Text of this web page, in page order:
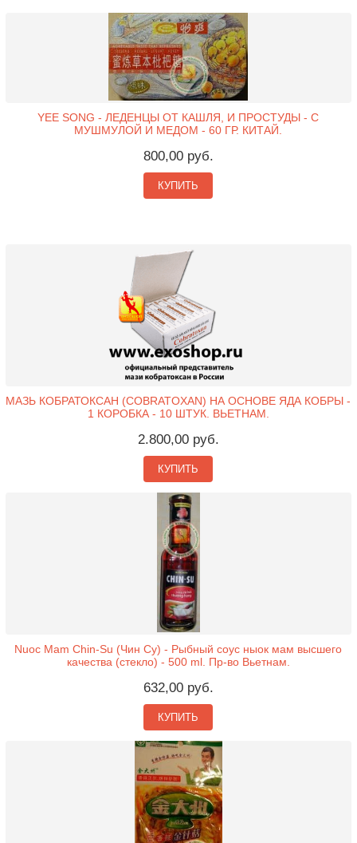
YEE SONG - ЛЕДЕНЦЫ ОТ КАШЛЯ, И ПРОСТУДЫ - С
МУШМУЛОЙ И МЕДОМ - 60 ГР. КИТАЙ.
800,00 руб.
КУПИТЬ
МАЗЬ КОБРАТОКСАН (COBRATOXAN) НА ОСНОВЕ ЯДА КОБРЫ -
1 КОРОБКА - 10 ШТУК. ВЬЕТНАМ.
2.800,00 руб.
КУПИТЬ
Nuoc Mam Chin-Su (Чин Су) - Рыбный соус ныок мам высшего
качества (стекло) - 500 ml. Пр-во Вьетнам.
632,00 руб.
КУПИТЬ